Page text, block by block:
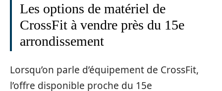
Les options de matériel de
CrossFit à vendre près du 15e
arrondissement
Lorsqu’on parle d’équipement de CrossFit,
l’offre disponible proche du 15e